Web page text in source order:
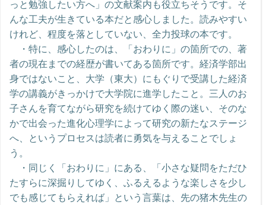
っと勉強したい方へ」の文献案内も役立ちそうです。そ
んな工夫が生きている本だと感心しました。読みやすい
けれど、程度を落としていない、全力投球の本です。
・特に、感心したのは、「おわりに」の箇所での、著
者の現在までの経歴が書いてある箇所です。経済学部出
身ではないこと、大学（東大）にもぐりで受講した経済
学の講義がきっかけで大学院に進学したこと。三人のお
子さんを育てながら研究を続けてゆく際の迷い、そのな
かで出会った進化心理学によって研究の新たなステージ
へ、というプロセスは読者に勇気を与えることでしょ
う。
・同じく「おわりに」にある、「小さな疑問をただひ
たすらに深掘りしてゆく、ふるえるような楽しさを少し
でも感じてもらえれば」という言葉は、先の猪木先生の